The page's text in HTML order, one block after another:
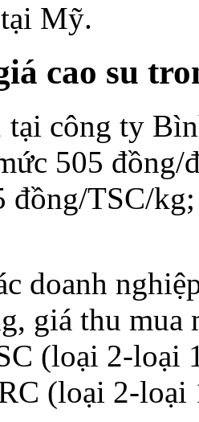
Mỹ.
cao su
công ty
505
đồng/TSC/
doanh
giá thu mua
(loại 2-loại
(loại 2-loại